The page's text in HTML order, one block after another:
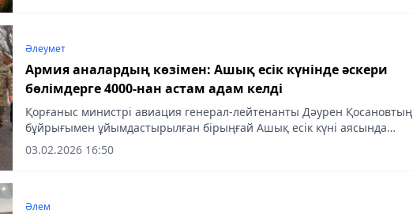
Әлеумет
Армия аналардың көзімен: Ашық есік күнінде әскери
бөлімдерге 4000-нан астам адам келді
Қорғаныс министрі авиация генерал-лейтенанты Дәурен Қосановтың
бұйрығымен ұйымдастырылған бірыңғай Ашық есік күні аясында
сарбаздардың 4000-нан астам туған-туысы әскери бөлімдерге
жиналды, - деп...
03.02.2026 16:50
Әлем